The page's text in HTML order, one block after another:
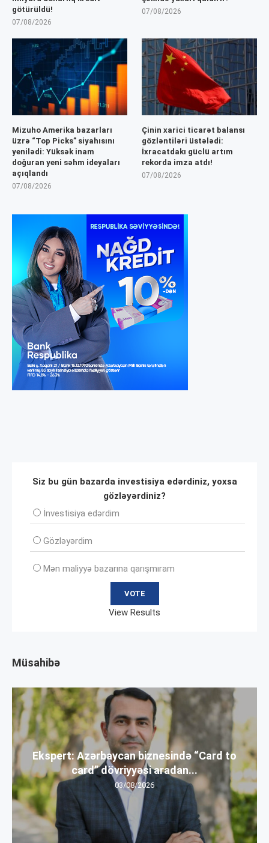
götürüldü!
07/08/2026
07/08/2026
Mizuho Amerika bazarları
üzrə “Top Picks” siyahısını
yenilədi: Yüksək inam
doğuran yeni səhm ideyaları
açıqlandı
07/08/2026
Çinin xarici ticarət balansı
gözləntiləri üstələdi:
İxracatdakı güclü artım
rekorda imza atdı!
07/08/2026
Siz bu gün bazarda investisiya edərdiniz, yoxsa
gözləyərdiniz?
İnvеstisiya edərdim
Gözləyərdim
Mən maliyyə bazarına qarışmıram
View Results
Müsahibə
Ekspert: Azərbaycan biznesində “Card to
card” dövriyyəsi aradan...
03/08/2026